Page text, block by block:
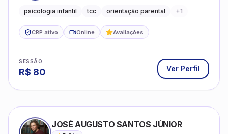
qualidade de vida.
CRP ativo Online Avaliações
R$80 Ver Perfil
JOSÉ AUGUSTO SANTOS JÚNIOR
5.0(1)